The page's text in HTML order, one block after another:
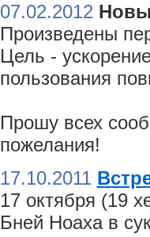
07.02.2012
Произведены
Цель -
пользования
Прошу всех
пожелания!
17.10.2011
17 октября (19
Бней Ноаха в